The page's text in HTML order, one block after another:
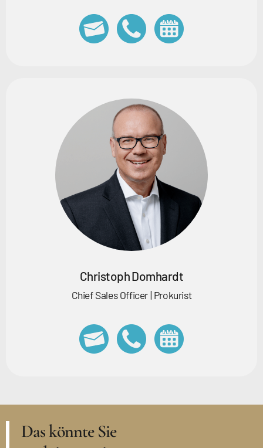
Christoph Domhardt
Chief Sales Officer | Prokurist
Das könnte Sie